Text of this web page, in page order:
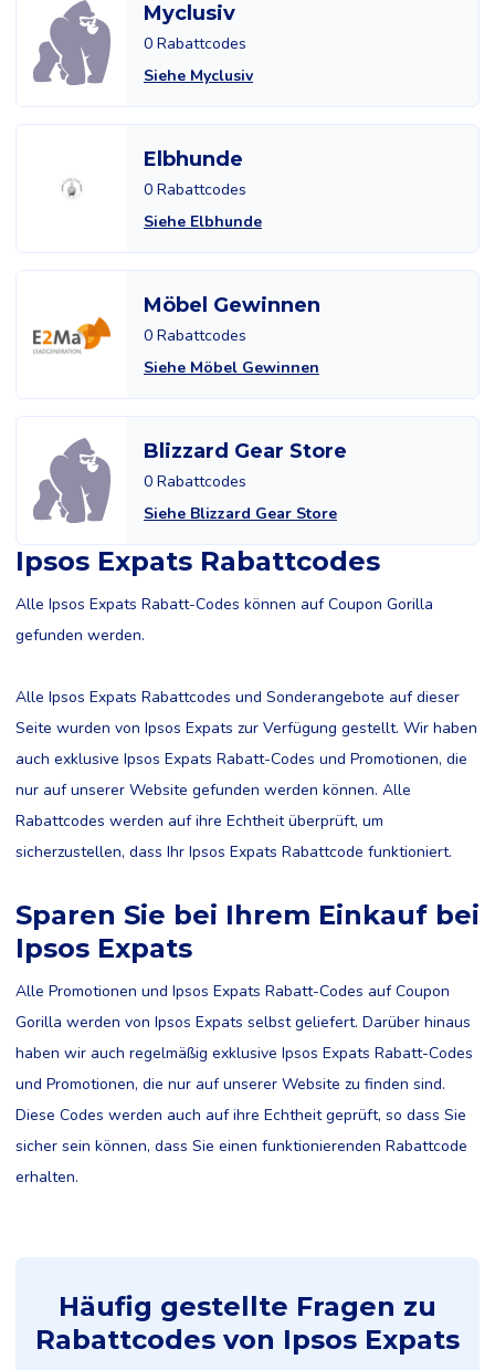
Myclusiv
0 Rabattcodes
Siehe Myclusiv
Elbhunde
0 Rabattcodes
Siehe Elbhunde
Möbel Gewinnen
0 Rabattcodes
Siehe Möbel Gewinnen
Blizzard Gear Store
0 Rabattcodes
Siehe Blizzard Gear Store
Ipsos Expats Rabattcodes
Alle Ipsos Expats Rabatt-Codes können auf Coupon Gorilla
gefunden werden.
Alle Ipsos Expats Rabattcodes und Sonderangebote auf dieser
Seite wurden von Ipsos Expats zur Verfügung gestellt. Wir haben
auch exklusive Ipsos Expats Rabatt-Codes und Promotionen, die
nur auf unserer Website gefunden werden können. Alle
Rabattcodes werden auf ihre Echtheit überprüft, um
sicherzustellen, dass Ihr Ipsos Expats Rabattcode funktioniert.
Sparen Sie bei Ihrem Einkauf bei
Ipsos Expats
Alle Promotionen und Ipsos Expats Rabatt-Codes auf Coupon
Gorilla werden von Ipsos Expats selbst geliefert. Darüber hinaus
haben wir auch regelmäßig exklusive Ipsos Expats Rabatt-Codes
und Promotionen, die nur auf unserer Website zu finden sind.
Diese Codes werden auch auf ihre Echtheit geprüft, so dass Sie
sicher sein können, dass Sie einen funktionierenden Rabattcode
erhalten.
Häufig gestellte Fragen zu
Rabattcodes von Ipsos Expats